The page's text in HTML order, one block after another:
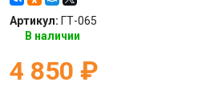
Артикул: ГТ-065
В наличии
4 850 ₽